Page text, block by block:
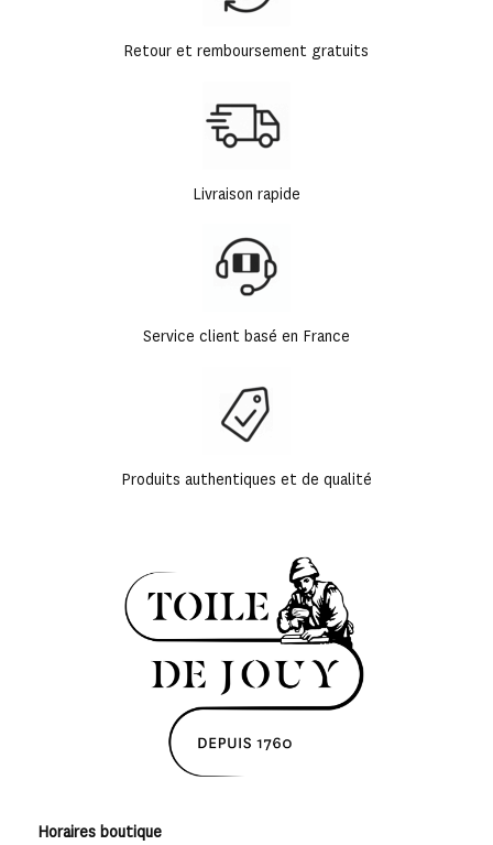
Retour et remboursement gratuits
Livraison rapide
Service client basé en France
Produits authentiques et de qualité
Horaires boutique